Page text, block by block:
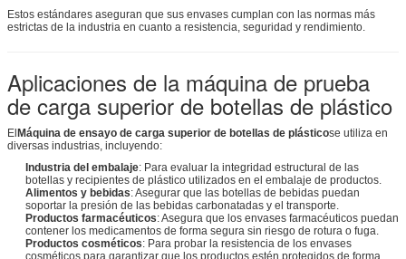
Estos estándares aseguran que sus envases cumplan con las normas más
estrictas de la industria en cuanto a resistencia, seguridad y rendimiento.
Aplicaciones de la máquina de prueba
de carga superior de botellas de plástico
ElMáquina de ensayo de carga superior de botellas de plásticose utiliza en
diversas industrias, incluyendo:
Industria del embalaje: Para evaluar la integridad estructural de las
botellas y recipientes de plástico utilizados en el embalaje de productos.
Alimentos y bebidas: Asegurar que las botellas de bebidas puedan
soportar la presión de las bebidas carbonatadas y el transporte.
Productos farmacéuticos: Asegura que los envases farmacéuticos puedan
contener los medicamentos de forma segura sin riesgo de rotura o fuga.
Productos cosméticos: Para probar la resistencia de los envases
cosméticos para garantizar que los productos estén protegidos de forma